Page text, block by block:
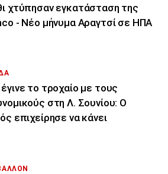
χτύπησαν εγκατάσταση της
- Νέο μήνυμα Αραγτσί σε ΗΠΑ
το τροχαίο με τους
στη Λ. Σουνίου: Ο
επιχείρησε να κάνει